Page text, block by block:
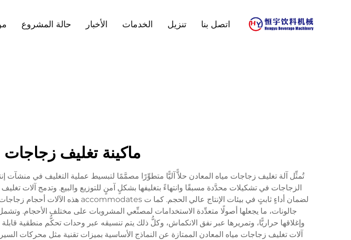
حالة المشروع الأخبار الخدمات تنزيل اتصل بنا
ماكينة تغليف زجاجات
تُمثِّل آلة تغليف زجاجات مياه المعادن حلاًّ آليًّا متطوِّرًا مصمَّمًا لتبسيط عملية التغليف في منشآت
الزجاجات في تشكيلات محدَّدة مسبقًا وانتهاءً بتغليفها بشكلٍ آمنٍ للتوزيع والبيع. وتدمج آلات
جالونات، ما يجعلها أصولًا متعدِّدة الاستخدامات لمصنِّعي المشروبات على مختلف الأحجام.
وإغلاقها حراريًّا، وتمريرها عبر نفق الانكماش، وكلُّ ذلك يتم تنسيقه عبر وحدات تحكُّم منطقية
آلات تغليف زجاجات مياه المعادن الممتازة عن النماذج الأساسية بميزات تقنية مثل محركات